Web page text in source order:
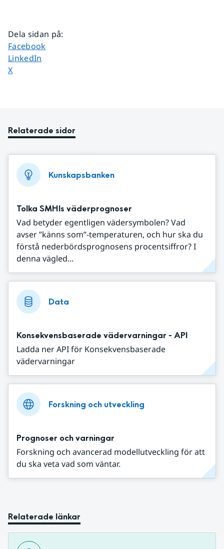
Dela sidan på:
Dela sidan på
Facebook
Dela sidan på
LinkedIn
Dela sidan på
X
Relaterade sidor
Kunskapsbanken
Tolka SMHIs väderprognoser
Vad betyder egentligen vädersymbolen? Vad
avser ”känns som”-temperaturen, och hur ska du
förstå nederbördsprognosens procentsiffror? I
denna vägled...
Data
Konsekvensbaserade vädervarningar - API
Ladda ner API för Konsekvensbaserade
vädervarningar
Forskning och utveckling
Prognoser och varningar
Forskning och avancerad modellutveckling för att
du ska veta vad som väntar.
Relaterade länkar